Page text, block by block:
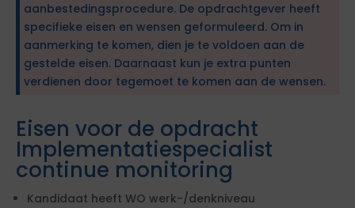
aanbestedingsprocedure. De opdrachtgever heeft
specifieke eisen en wensen geformuleerd. Om in
aanmerking te komen, dien je te voldoen aan de
gestelde eisen. Daarnaast kun je extra punten
verdienen door tegemoet te komen aan de wensen.
Eisen voor de opdracht
Implementatiespecialist
continue monitoring
Kandidaat heeft WO werk-/denkniveau